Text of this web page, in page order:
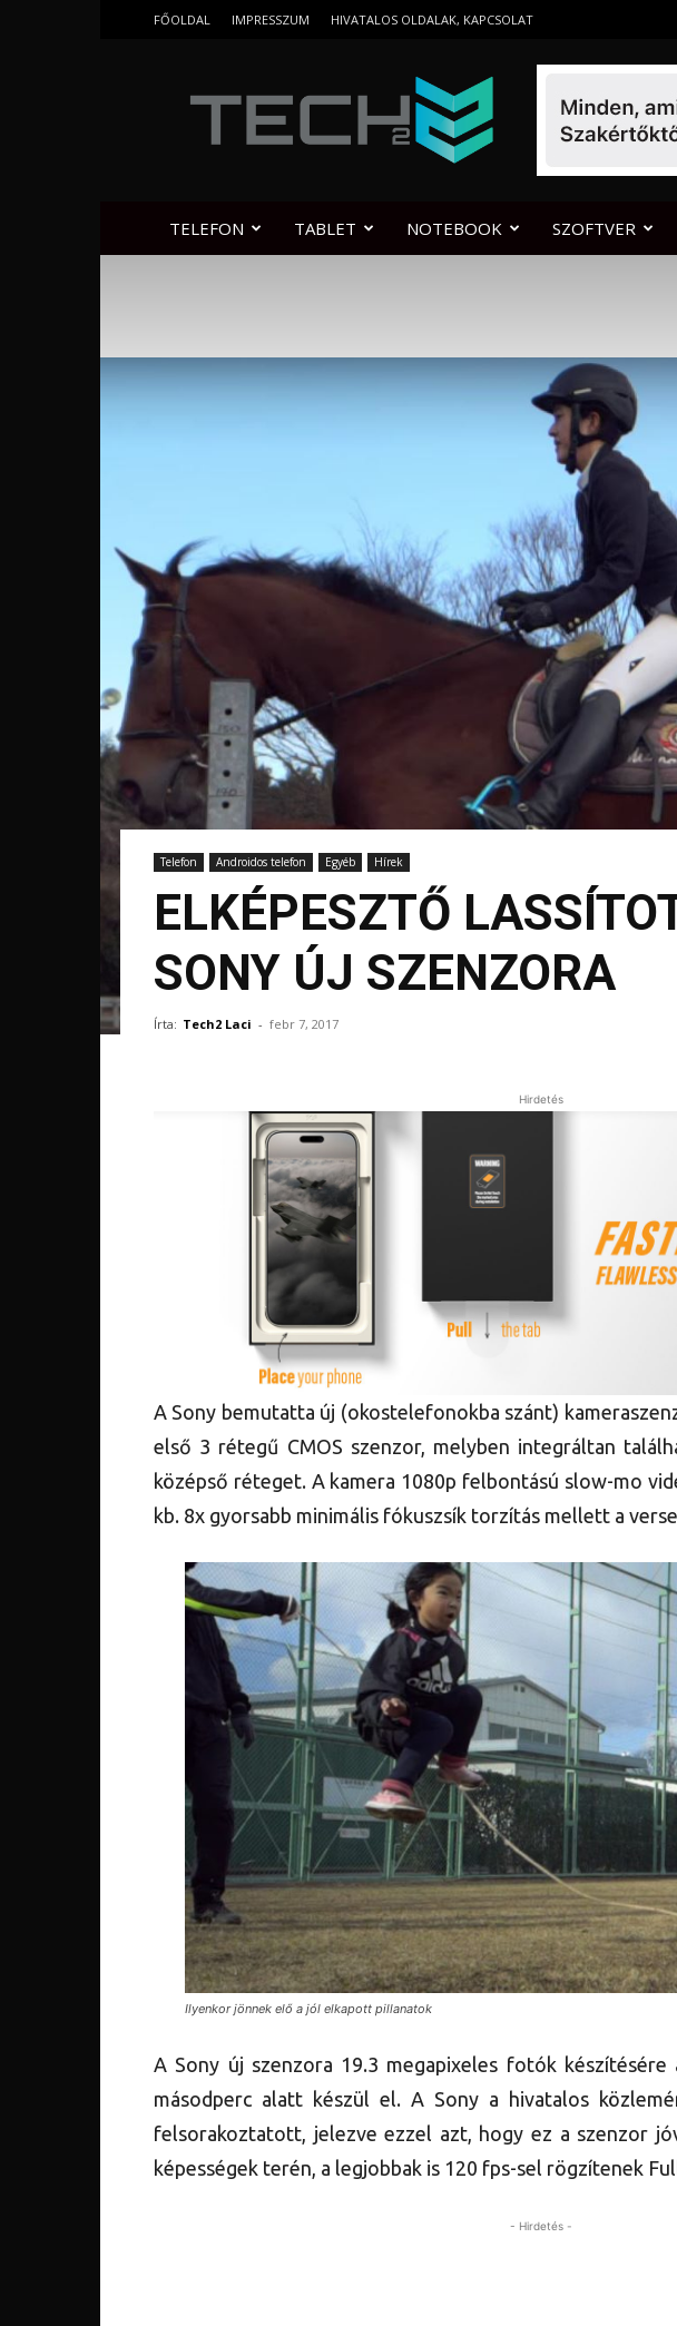
FŐOLDAL IMPRESSZUM HIVATALOS OLDALAK, KAPCSOLAT
TELEFON TABLET NOTEBOOK SZOFTVER
Telefon Androidos telefon Egyéb Hírek
ELKÉPESZTŐ
SONY ÚJ SZENZORA
Írta: Tech2 Laci - febr 7, 2017
Hirdetés
A Sony bemutatta új (okostelefonokba szánt)
első 3 rétegű CMOS szenzor, melyben integráltan
középső réteget. A kamera 1080p felbontású slow-mo
kb. 8x gyorsabb minimális fókuszsík torzítás mellett a
Ilyenkor jönnek elő a jól elkapott pillanatok
A Sony új szenzora 19.3 megapixeles fotók
másodperc alatt készül el. A Sony a hivatalos
felsorakoztatott, jelezve ezzel azt, hogy ez a szenzor
képességek terén, a legjobbak is 120 fps-sel rögzítenek
- Hirdetés -